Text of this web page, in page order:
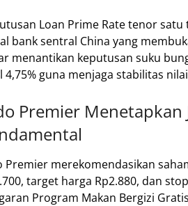
Loan Prime Rate tenor
bank sentral China yang
menantikan keputusan suku
4,75% guna menjaga stabilitas
Premier Menetapkan
Premier merekomendasikan
target harga Rp2.880, dan
Program Makan Bergizi